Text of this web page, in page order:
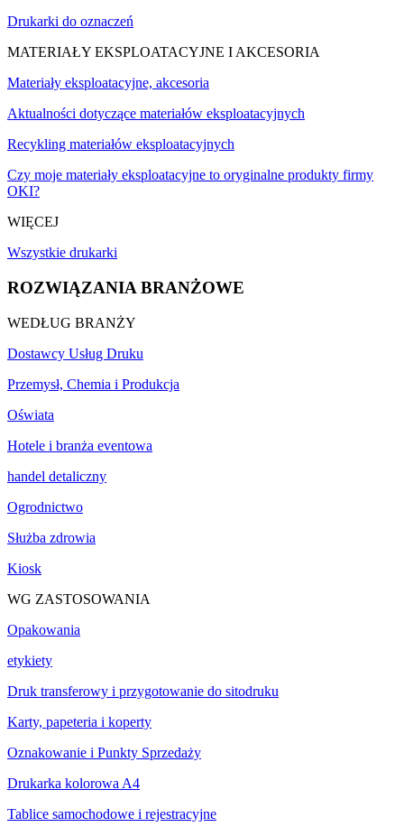
Drukarki do oznaczeń
MATERIAŁY EKSPLOATACYJNE I AKCESORIA
Materiały eksploatacyjne, akcesoria
Aktualności dotyczące materiałów eksploatacyjnych
Recykling materiałów eksploatacyjnych
Czy moje materiały eksploatacyjne to oryginalne produkty firmy
OKI?
WIĘCEJ
Wszystkie drukarki
ROZWIĄZANIA BRANŻOWE
WEDŁUG BRANŻY
Dostawcy Usług Druku
Przemysł, Chemia i Produkcja
Oświata
Hotele i branża eventowa
handel detaliczny
Ogrodnictwo
Służba zdrowia
Kiosk
WG ZASTOSOWANIA
Opakowania
etykiety
Druk transferowy i przygotowanie do sitodruku
Karty, papeteria i koperty
Oznakowanie i Punkty Sprzedaży
Drukarka kolorowa A4
Tablice samochodowe i rejestracyjne